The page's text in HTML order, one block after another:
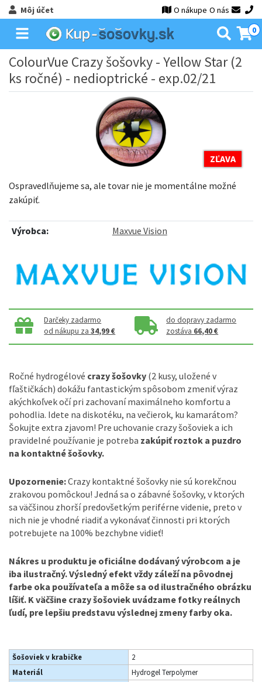
Môj účet O nákupe O nás
0
ColourVue Crazy šošovky - Yellow Star (2
ks ročné) - nedioptrické - exp.02/21
ZĽAVA
Ospravedlňujeme sa, ale tovar nie je momentálne možné
zakúpiť.
Výrobca: Maxvue Vision
Darčeky zadarmo
od nákupu za34,99 €
do dopravy zadarmo
zostáva 66,40 €
Ročné hydrogélové crazy šošovky (2 kusy, uložené v
fľaštičkách) dokážu fantastickým spôsobom zmeniť výraz
akýchkoľvek očí pri zachovaní maximálneho komfortu a
pohodlia. Idete na diskotéku, na večierok, ku kamarátom?
Šokujte extra zjavom! Pre uchovanie crazy šošoviek a ich
pravidelné používanie je potreba zakúpiť roztok a puzdro
na kontaktné šošovky.
Upozornenie:Crazy kontaktné šošovky nie sú korekčnou
zrakovou pomôckou! Jedná sa o zábavné šošovky, v ktorých
sa väčšinou zhorší predovšetkým periférne videnie, preto v
nich nie je vhodné riadiť a vykonávať činnosti pri ktorých
potrebujete na 100% bezchybne vidieť!
Nákres u produktu je oficiálne dodávaný výrobcom a je
iba ilustračný. Výsledný efekt vždy záleží na pôvodnej
farbe oka používateľa a môže sa od ilustračného obrázku
líšiť. K väčšine crazy šošoviek uvádzame fotky reálnych
ľudí, pre lepšiu predstavu výslednej zmeny farby oka.
Šošoviek v krabičke
2
Materiál
Hydrogel Terpolymer